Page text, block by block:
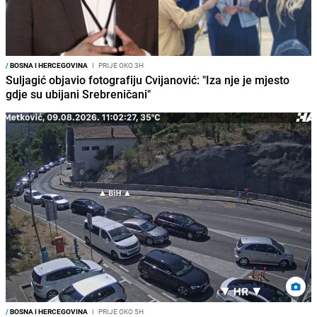
/BOSNA I HERCEGOVINA I PRIJE OKO 3H
Suljagić objavio fotografiju Cvijanović: "Iza nje je mjesto
gdje su ubijani Srebreničani"
/BOSNA I HERCEGOVINA I PRIJE OKO 5H